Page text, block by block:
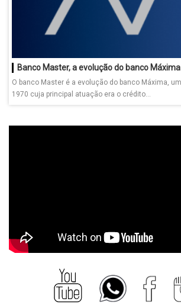
Banco Master, a evolução do banco Máxima
O banco Master é a evolução do banco Máxima,
1970 cuja principal atuação era o crédito...